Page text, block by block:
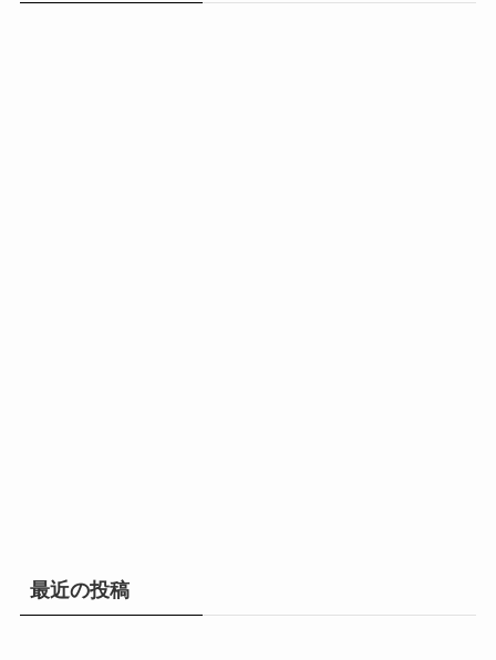
最近の投稿